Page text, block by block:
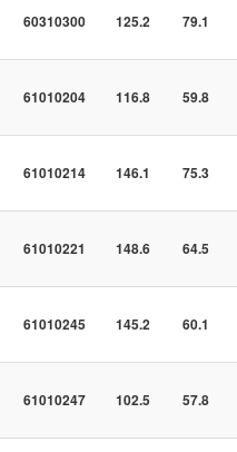
60310300 125.2 79.1
61010204 116.8 59.8
61010214 146.1 75.3
61010221 148.6 64.5
61010245 145.2 60.1
61010247 102.5 57.8